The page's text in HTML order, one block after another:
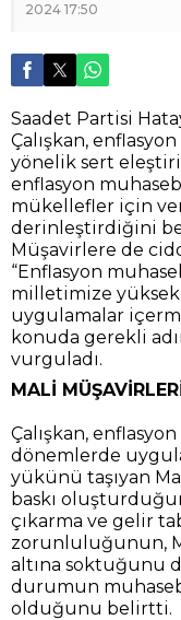
2024 17:50
Saadet Partisi
Çalışkan,
yönelik sert
enflasyon
mükellefler için
derinleştirdiğini
Müşavirlere de
“Enflasyon
milletimize
uygulamalar
konuda gerekli
vurguladı.
MALİ
Çalışkan,
dönemlerde
yükünü taşıyan
baskı
çıkarma ve gelir
zorunluluğunun,
altına soktuğunu
durumun
olduğunu belirtti.